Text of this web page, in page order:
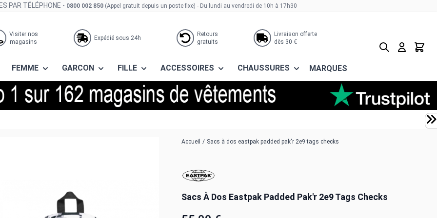
PAR TÉLÉPHONE - 0800 002 850 (Appel gratuit depuis un poste fixe) - Du lundi au vendredi de 10h à 17h30
Visiter nos
magasins
Expédié sous 24h
Retours
gratuits
Livraison offerte
dès 30 €
FEMME GARCON FILLE ACCESSOIRES CHAUSSURES MARQUES
Rechercher
Panier
Accueil / Sacs à dos eastpak padded pak'r 2e9 tags checks
Sacs À Dos Eastpak Padded Pak'r 2e9 Tags Checks